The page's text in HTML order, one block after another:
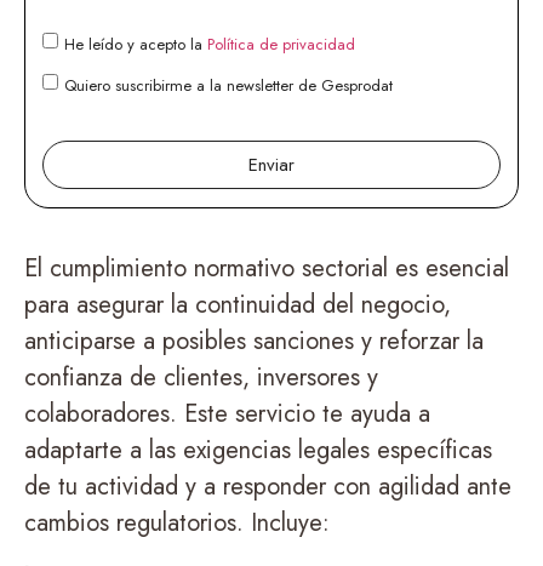
El cumplimiento normativo sectorial es esencial
para asegurar la continuidad del negocio,
anticiparse a posibles sanciones y reforzar la
confianza de clientes, inversores y
colaboradores. Este servicio te ayuda a
adaptarte a las exigencias legales específicas
de tu actividad y a responder con agilidad ante
cambios regulatorios. Incluye:
He leído y acepto la Política de privacidad
Quiero suscribirme a la newsletter de Gesprodat
Enviar